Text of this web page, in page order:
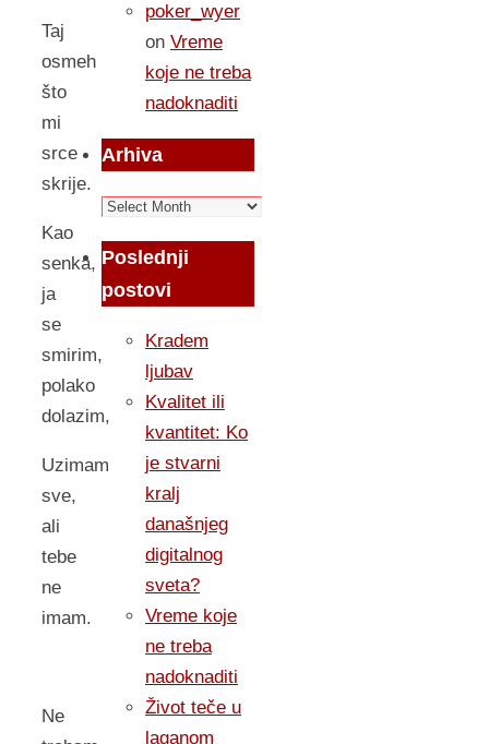
Taj
osmeh
što
mi
srce
skrije.
Kao
senka,
ja
se
smirim,
polako
dolazim,
Uzimam
sve,
ali
tebe
ne
imam.
Ne
poker_wyer
on Vreme
koje ne treba
nadoknaditi
Arhiva
Arhiva
Poslednji
postovi
Kradem
ljubav
Kvalitet ili
kvantitet: Ko
je stvarni
kralj
današnjeg
digitalnog
sveta?
Vreme koje
ne treba
nadoknaditi
Život teče u
laganom